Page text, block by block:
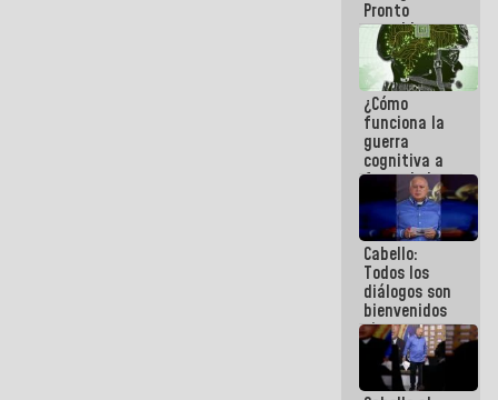
Pronto
restableceremos
las
operaciones
en el
Aeropuerto
Internacional
de
Maiquetía
¿Cómo
funciona la
guerra
cognitiva a
favor de la
narrativa
hegemónica?
(1)
Cabello:
Todos los
diálogos son
bienvenidos
siempre que
estén en el
marco de la
Constitución